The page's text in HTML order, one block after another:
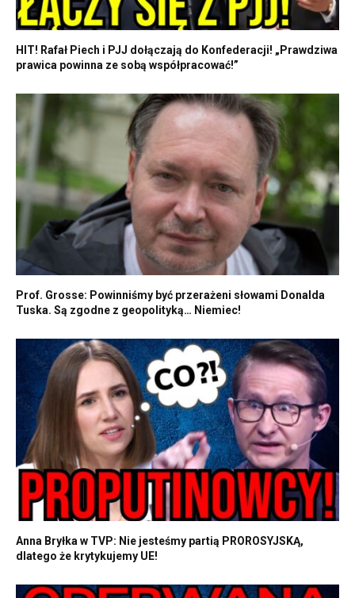
HIT! Rafał Piech i PJJ dołączają do Konfederacji! „Prawdziwa
prawica powinna ze sobą współpracować!”
Prof. Grosse: Powinniśmy być przerażeni słowami Donalda
Tuska. Są zgodne z geopolityką… Niemiec!
Anna Bryłka w TVP: Nie jesteśmy partią PROROSYJSKĄ,
dlatego że krytykujemy UE!